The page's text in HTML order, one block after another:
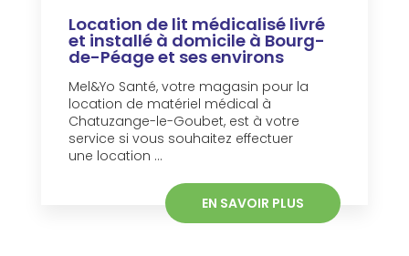
Location de lit médicalisé livré
et installé à domicile à Bourg-
de-Péage et ses environs
Mel&Yo Santé, votre magasin pour la
location de matériel médical à
Chatuzange-le-Goubet, est à votre
service si vous souhaitez effectuer
une location ...
EN SAVOIR PLUS